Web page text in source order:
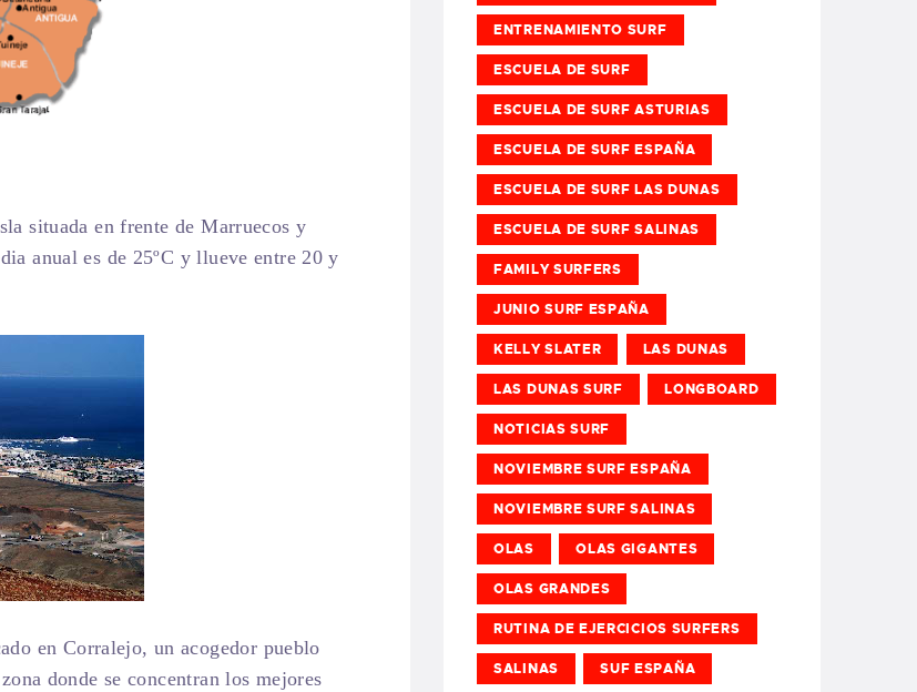
situada en frente de Marruecos y
anual es de 25ºC y llueve entre 20 y
en Corralejo, un acogedor pueblo
donde se concentran los mejores
ENTRENAMIENTO SURF
ESCUELA DE SURF
ESCUELA DE SURF ASTURIAS
ESCUELA DE SURF ESPAÑA
ESCUELA DE SURF LAS DUNAS
ESCUELA DE SURF SALINAS
FAMILY SURFERS
JUNIO SURF ESPAÑA
KELLY SLATER LAS DUNAS
LAS DUNAS SURF LONGBOARD
NOTICIAS SURF
NOVIEMBRE SURF ESPAÑA
NOVIEMBRE SURF SALINAS
OLAS OLAS GIGANTES
OLAS GRANDES
RUTINA DE EJERCICIOS SURFERS
SALINAS SUF ESPAÑA